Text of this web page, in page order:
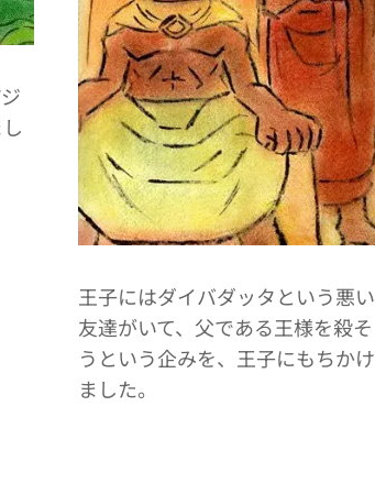
王子にはダイバダッタという悪い
友達がいて、父である王様を殺そ
うという企みを、王子にもちかけ
ました。